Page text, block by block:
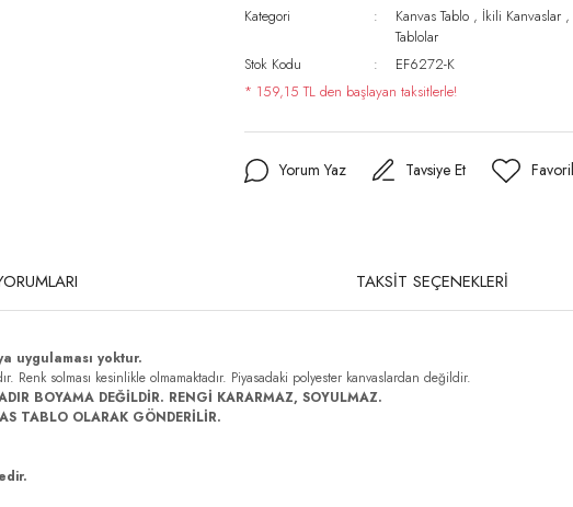
Kategori
Kanvas Tablo , İkili Kanvaslar ,
Tablolar
Stok Kodu
EF6272-K
* 159,15 TL den başlayan taksitlerle!
Yorum Yaz Tavsiye Et
TAKSİT SEÇENEKLERİ
uygulaması yoktur.
Renk solması kesinlikle olmamaktadır. Piyasadaki polyester kanvaslardan değildir.
BOYAMA DEĞİLDİR. RENGİ KARARMAZ, SOYULMAZ.
TABLO OLARAK GÖNDERİLİR.